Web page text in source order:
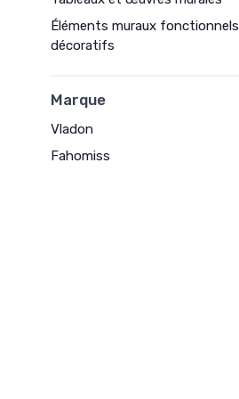
Éléments muraux fonctionnels
décoratifs
Marque
Vladon
Fahomiss